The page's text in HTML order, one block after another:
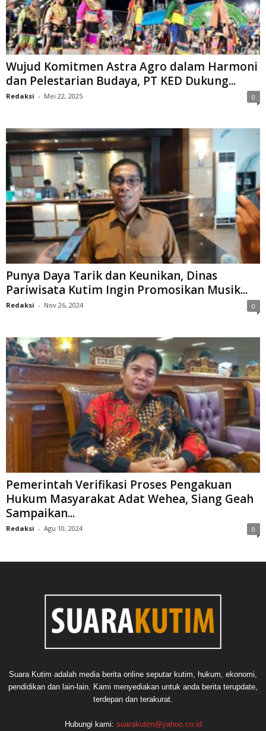
Wujud Komitmen Astra Agro dalam Harmoni
dan Pelestarian Budaya, PT KED Dukung...
Redaksi - Mei 22, 2025 0
Punya Daya Tarik dan Keunikan, Dinas
Pariwisata Kutim Ingin Promosikan Musik...
Redaksi - Nov 26, 2024 0
Pemerintah Verifikasi Proses Pengakuan
Hukum Masyarakat Adat Wehea, Siang Geah
Sampaikan...
Redaksi - Agu 10, 2024 0
Suara Kutim adalah media berita online seputar kutim, hukum, ekonomi,
pendidikan dan lain-lain. Kami menyediakan untuk anda berita terupdate,
terdepan dan terakurat.
Hubungi kami: suarakutim@yahoo.co.id